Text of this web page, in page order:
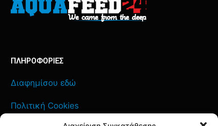
ΠΛΗΡΟΦΟΡΙΕΣ
Διαφημίσου εδώ
Πολιτική Cookies